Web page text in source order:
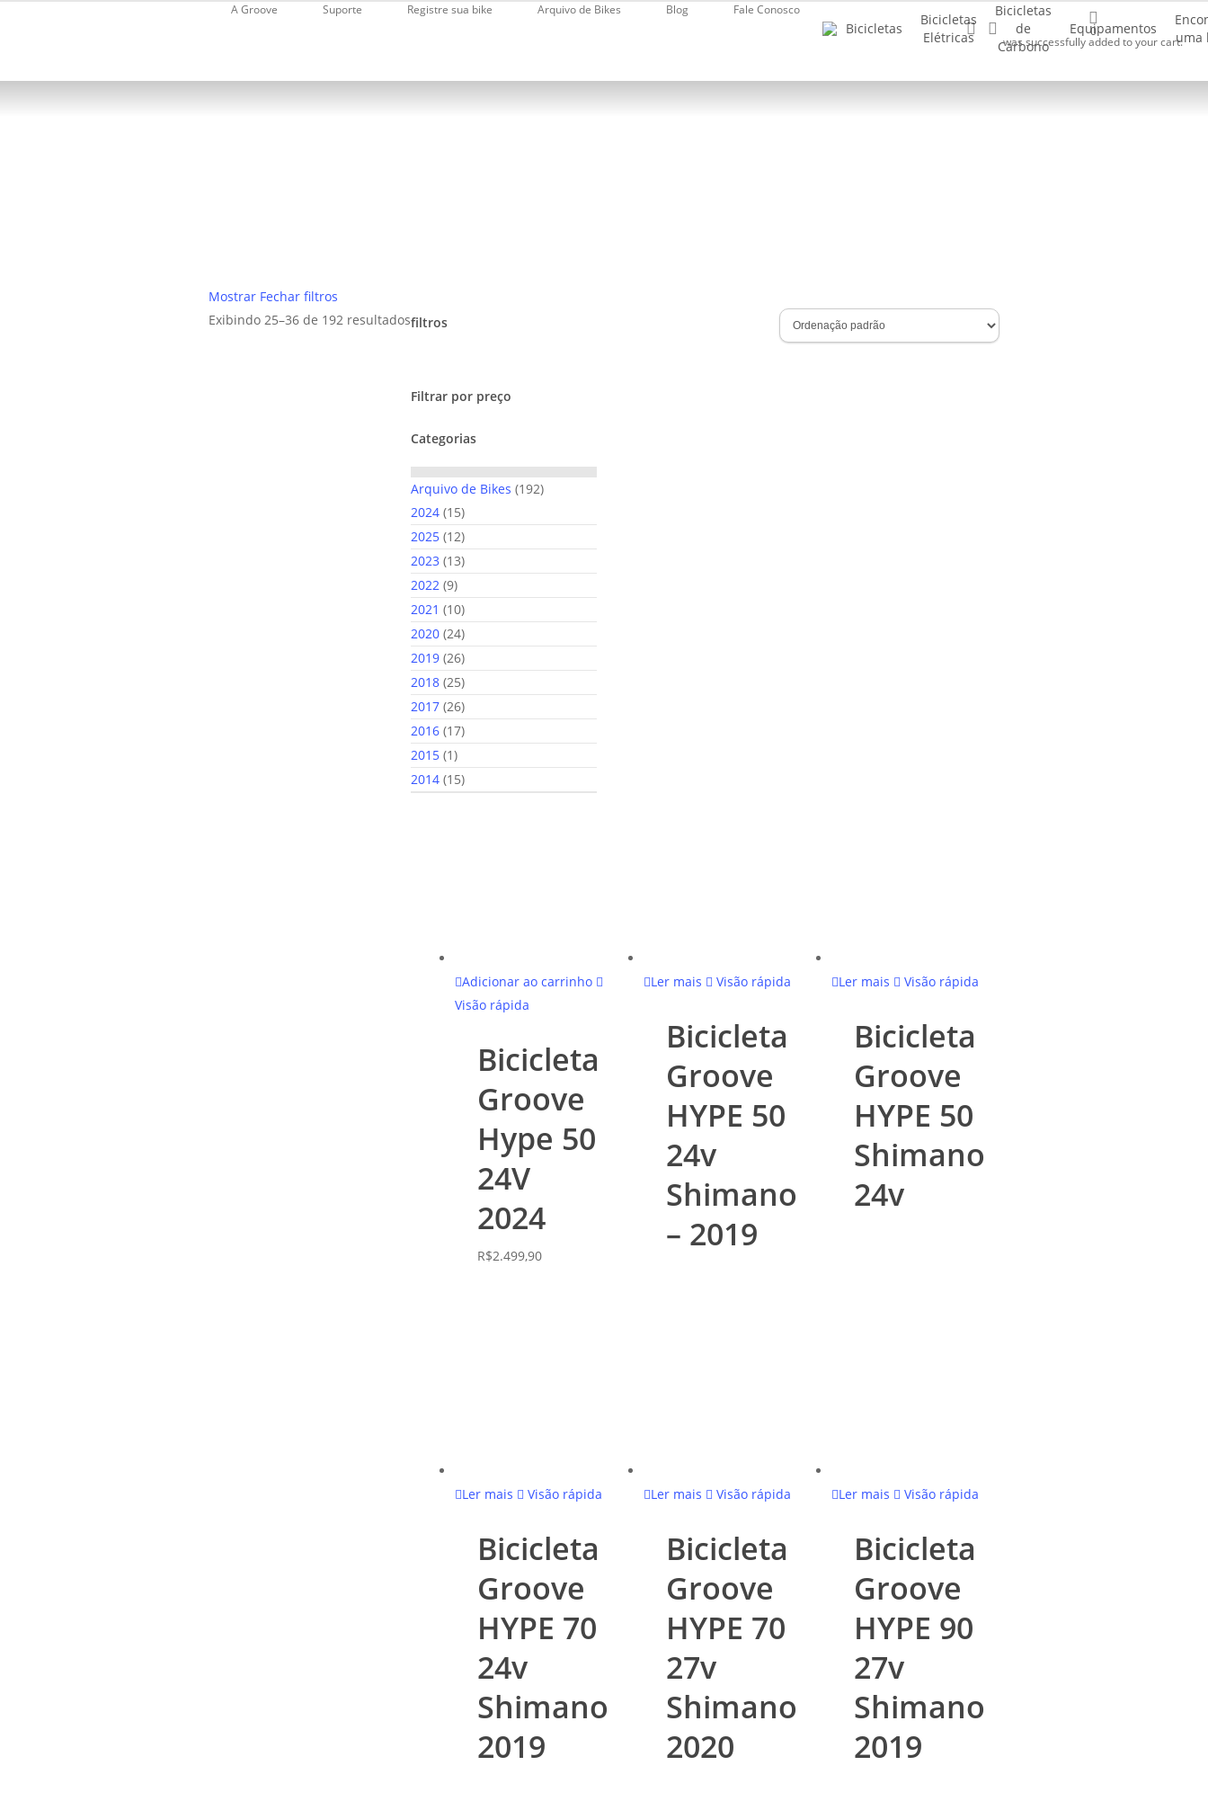
content
A Groove Suporte Registre sua bike Arquivo de Bikes Blog Fale Conosco
Bicicletas
Bicicletas
Elétricas
Bicicletas
de
Carbono
Equipamentos
uma
Buscar..
account 0
was successfully added to your cart.
Mostrar Fechar filtros
Exibindo 25–36 de 192 resultadosfiltros
Filtrar por preço
Categorias
Arquivo de Bikes 192192
2024 1515
produtos
2025 1212
produtos
2023 1313
2022 99
produtos
2021 1010
produtos
2020 2424
produtos
2019 2626
produtos
2018 2525
produtos
2017 2626
produtos
2016 1717
2015 11
produto
2014 1515
Adicionar ao carrinho
Visão rápida
Bicicleta
Groove
Hype 50
24V
2024
R$2.499,90
Ler mais Visão rápida
Bicicleta
Groove
HYPE 50
24v
Shimano
– 2019
Ler mais Visão rápida
Bicicleta
Groove
HYPE 50
Shimano
24v
Ler mais Visão rápida
Bicicleta
Groove
HYPE 70
24v
Shimano
2019
Ler mais Visão rápida
Bicicleta
Groove
HYPE 70
27v
Shimano
2020
Ler mais Visão rápida
Bicicleta
Groove
HYPE 90
27v
Shimano
2019